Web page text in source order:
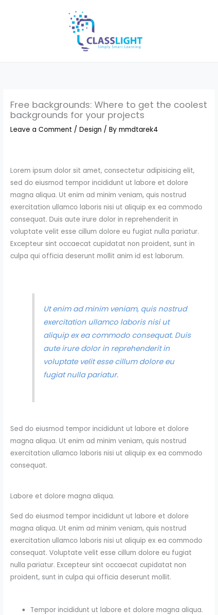
Free backgrounds: Where to get the coolest
backgrounds for your projects
Leave a Comment /Design / Bymmdtarek4
Lorem ipsum dolor sit amet, consectetur adipisicing elit,
sed do eiusmod tempor incididunt ut labore et dolore
magna aliqua. Ut enim ad minim veniam, quis nostrud
exercitation ullamco laboris nisi ut aliquip ex ea commodo
consequat. Duis aute irure dolor in reprehenderit in
voluptate velit esse cillum dolore eu fugiat nulla pariatur.
Excepteur sint occaecat cupidatat non proident, sunt in
culpa qui officia deserunt mollit anim id est laborum.
Ut enim ad minim veniam, quis nostrud
exercitation ullamco laboris nisi ut
aliquip ex ea commodo consequat. Duis
aute irure dolor in reprehenderit in
voluptate velit esse cillum dolore eu
fugiat nulla pariatur.
Sed do eiusmod tempor incididunt ut labore et dolore
magna aliqua. Ut enim ad minim veniam, quis nostrud
exercitation ullamco laboris nisi ut aliquip ex ea commodo
consequat.
Labore et dolore magna aliqua.
Sed do eiusmod tempor incididunt ut labore et dolore
magna aliqua. Ut enim ad minim veniam, quis nostrud
exercitation ullamco laboris nisi ut aliquip ex ea commodo
consequat. Voluptate velit esse cillum dolore eu fugiat
nulla pariatur. Excepteur sint occaecat cupidatat non
proident, sunt in culpa qui officia deserunt mollit.
Tempor incididunt ut labore et dolore magna aliqua.